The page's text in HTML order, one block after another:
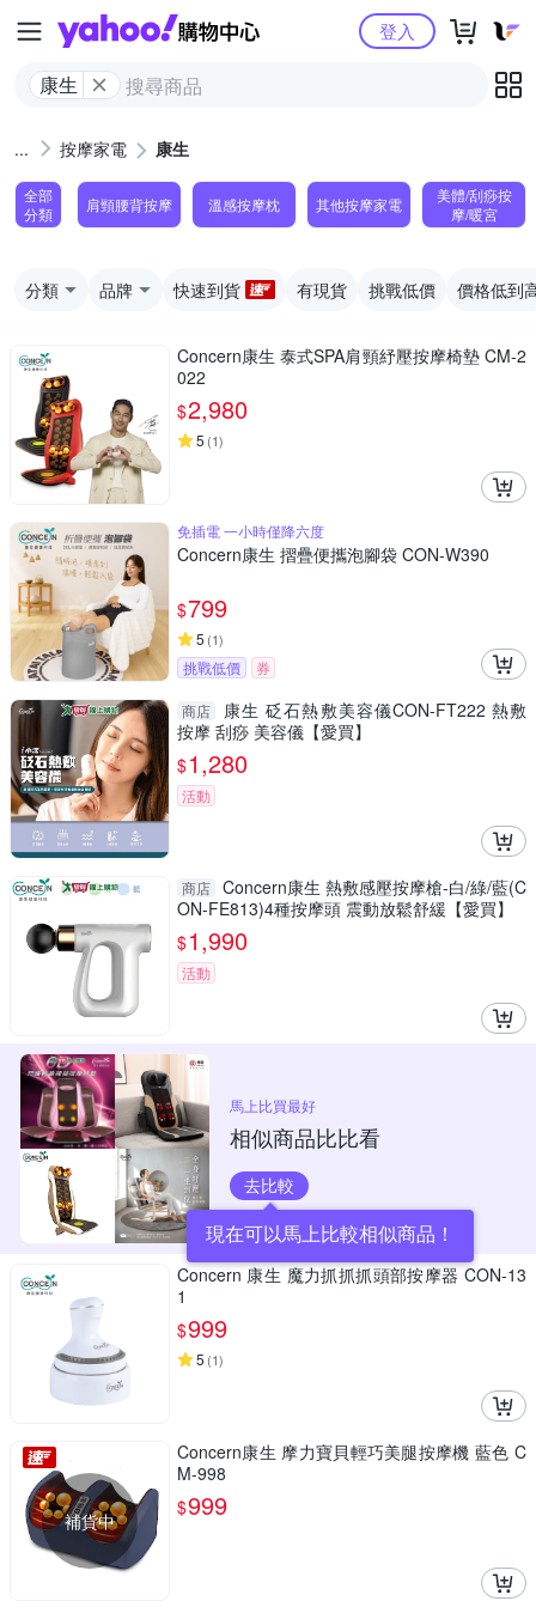
Yahoo購物中心
康生
登入
按摩家電 康生
全部
分類
肩頸腰背按摩 溫感按摩枕 其他按摩家電
美體/刮痧按
摩/暖宮
分類 品牌 快速到貨 有現貨 挑戰低價 價格低到
Concern康生 泰式SPA肩頸紓壓按摩椅墊 CM-2
022
$2,980
5 (1)
免插電 一小時僅降六度
Concern康生 摺疊便攜泡腳袋 CON-W390
$799
5 (1)
挑戰低價 券
商店
康生 砭石熱敷美容儀CON-FT222 熱敷
按摩 刮痧 美容儀【愛買】
$1,280
活動
商店 Concern康生 熱敷感壓按摩槍-白/綠/藍(C
ON-FE813)4種按摩頭 震動放鬆舒緩【愛買】
$1,990
活動
馬上比買最好
相似商品比比看
去比較
現在可以馬上比較相似商品！
Concern 康生 魔力抓抓抓頭部按摩器 CON-13
1
$999
5 (1)
補貨中
Concern康生 摩力寶貝輕巧美腿按摩機 藍色 C
M-998
$999